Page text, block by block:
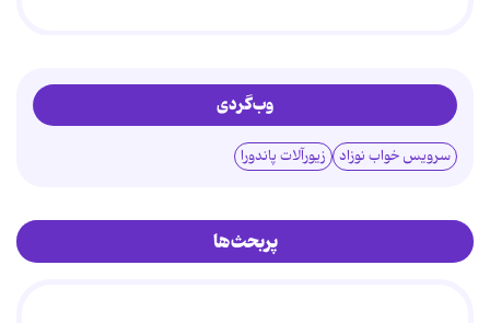
وب‌گردی
سرویس خواب نوزاد زیورآلات پاندورا
پربحث‌ها